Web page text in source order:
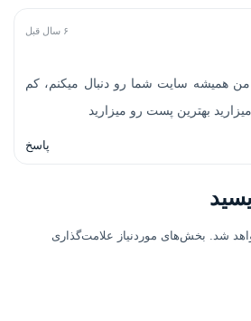
۶ سال قبل
همیشه سایت شما رو دنبال میکنم، کم
بهترین پست رو میزارید
پاسخ
شد. بخش‌های موردنیاز علامت‌گذاری